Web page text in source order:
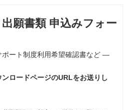
願書類 申込みフォー
ート制度利用希望確認書など ―
ロードページのURLをお送りし